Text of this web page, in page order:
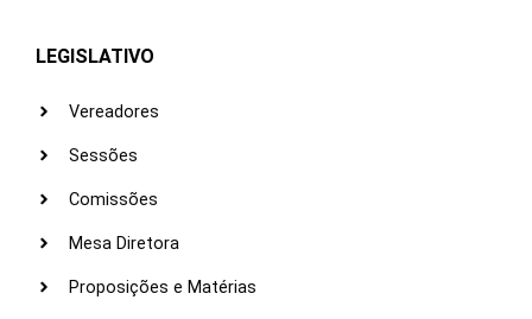
LEGISLATIVO
Vereadores
Sessões
Comissões
Mesa Diretora
Proposições e Matérias